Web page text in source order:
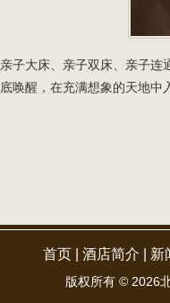
亲子大床、亲子双床、亲子连
底唤醒，在充满想象的天地中
首页 酒店简介 新
版权所有 © 2026